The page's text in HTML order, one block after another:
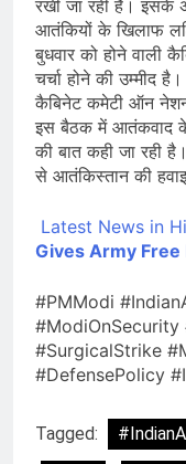
रखी जा रही है। इसके
आतंकियों के खिलाफ
बुधवार को होने वाली
चर्चा होने की उम्मीद
कैबिनेट कमेटी ऑन
इस बैठक में आतंकवाद
की बात कही जा रही
से आतंकिस्तान की
Latest News in
Gives Army Free
#PMModi
#SurgicalStrike
#DefensePolicy
Tagged: